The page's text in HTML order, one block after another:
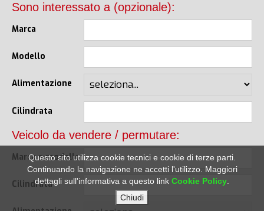
Sono interessato a (opzionale):
Marca
Modello
Alimentazione
Cilindrata
Veicolo da vendere / permutare:
Marca e modello
Cilindrata
Questo sito utilizza cookie tecnici e cookie di terze parti.
Continuando la navigazione ne accetti l'utilizzo. Maggiori
dettagli sull'informativa a questo link Cookie Policy